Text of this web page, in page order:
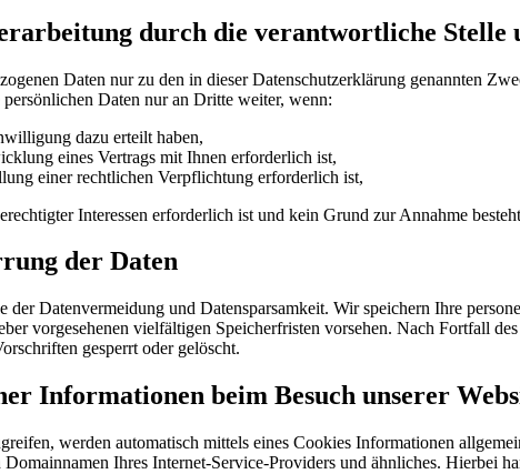
durch die verantwortliche Stelle
Daten nur zu den in dieser Datenschutzerklärung genannten
Daten nur an Dritte weiter, wenn:
dazu erteilt haben,
eines Vertrags mit Ihnen erforderlich ist,
einer rechtlichen Verpflichtung erforderlich ist,
Interessen erforderlich ist und kein Grund zur Annahme
der Daten
der Datenvermeidung und Datensparsamkeit. Wir speichern Ihre
vorgesehenen vielfältigen Speicherfristen vorsehen. Nach Fortfall
gesperrt oder gelöscht.
Informationen beim Besuch unserer
werden automatisch mittels eines Cookies Informationen
Ihres Internet-Service-Providers und ähnliches. Hierbei